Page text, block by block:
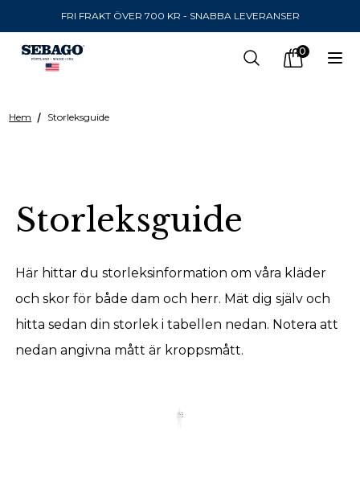
FRI FRAKT ÖVER 700 KR - SNABBA LEVERANSER
Company Inc Search 0
items in
SPRÅK
Engelska
Hem Storleksguide
Storleksguide
Här hittar du storleksinformation om våra kläder
och skor för både dam och herr. Mät dig själv och
hitta sedan din storlek i tabellen nedan. Notera att
nedan angivna mått är kroppsmått.